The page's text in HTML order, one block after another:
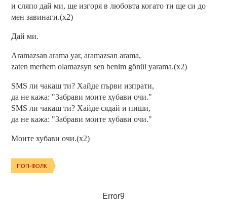
и сляпо дай ми, ще изгоря в любовта когато ти ще си до
мен завинаги.(x2)
Дай ми.
Aramazsan arama yar, aramazsan arama,
zaten merhem olamazsyn sen benim gönül yarama.(x2)
SMS ли чакаш ти? Хайде първи изпрати,
да не кажа: "Забрави моите хубави очи."
SMS ли чакаш ти? Хайде сядай и пиши,
да не кажа: "Забрави моите хубави очи."
Моите хубави очи.(x2)
ПОП-ФОЛК
Error9